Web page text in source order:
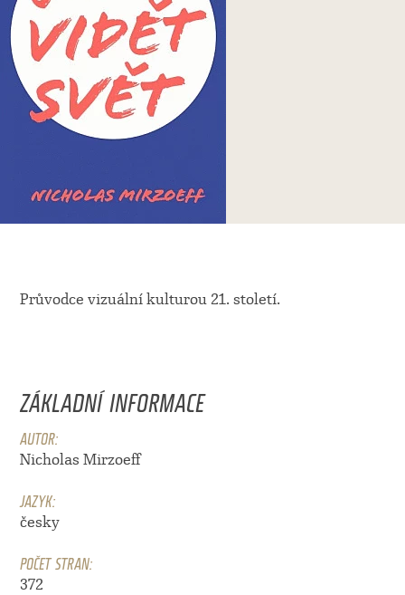
Průvodce vizuální kulturou 21. století.
ZÁKLADNÍ INFORMACE
AUTOR:
Nicholas Mirzoeff
JAZYK:
česky
POČET STRAN:
372